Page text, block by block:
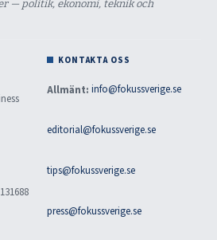
— politik, ekonomi, teknik och
KONTAKTA OSS
Allmänt: info@fokussverige.se
editorial@fokussverige.se
tips@fokussverige.se
press@fokussverige.se